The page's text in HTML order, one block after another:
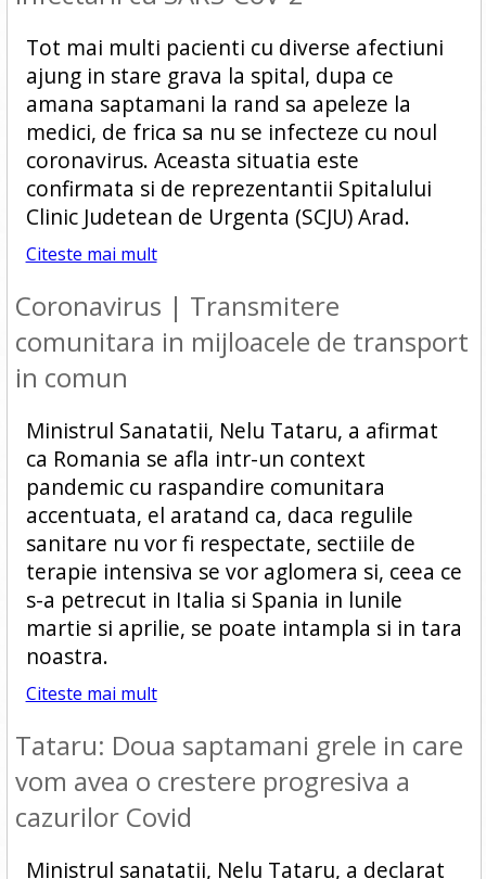
Tot mai multi pacienti cu diverse afectiuni
ajung in stare grava la spital, dupa ce
amana saptamani la rand sa apeleze la
medici, de frica sa nu se infecteze cu noul
coronavirus. Aceasta situatia este
confirmata si de reprezentantii Spitalului
Clinic Judetean de Urgenta (SCJU) Arad.
Citeste mai mult
Coronavirus | Transmitere
comunitara in mijloacele de transport
in comun
Ministrul Sanatatii, Nelu Tataru, a afirmat
ca Romania se afla intr-un context
pandemic cu raspandire comunitara
accentuata, el aratand ca, daca regulile
sanitare nu vor fi respectate, sectiile de
terapie intensiva se vor aglomera si, ceea ce
s-a petrecut in Italia si Spania in lunile
martie si aprilie, se poate intampla si in tara
noastra.
Citeste mai mult
Tataru: Doua saptamani grele in care
vom avea o crestere progresiva a
cazurilor Covid
Ministrul sanatatii, Nelu Tataru, a declarat